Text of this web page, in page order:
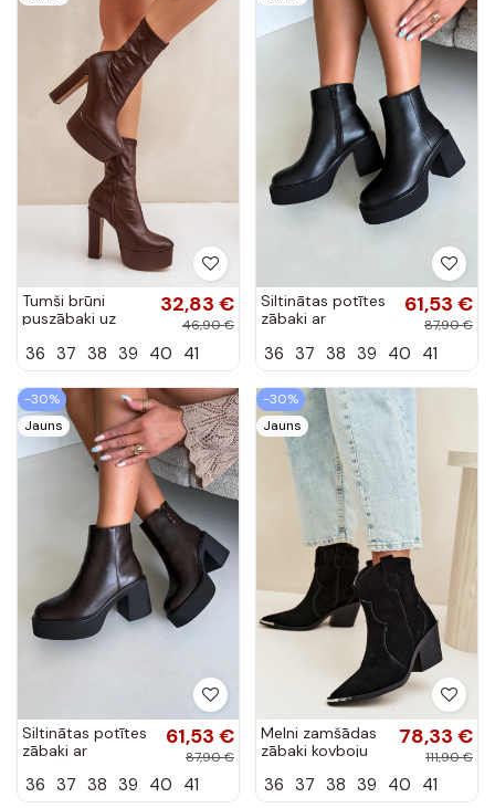
Tumši brūni
puszābaki uz
platformas
32,83 €
46,90 €
36 37 38 39 40 41
Siltinātas potītes
zābaki ar
platformu melnā
61,53 €
87,90 €
36 37 38 39 40 41
-30%
Jauns
Siltinātas potītes
zābaki ar
platformu
61,53 €
87,90 €
36 37 38 39 40 41
-30%
Jauns
Melni zamšādas
zābaki kovboju
siltinājumu un
78,33 €
111,90 €
36 37 38 39 40 41